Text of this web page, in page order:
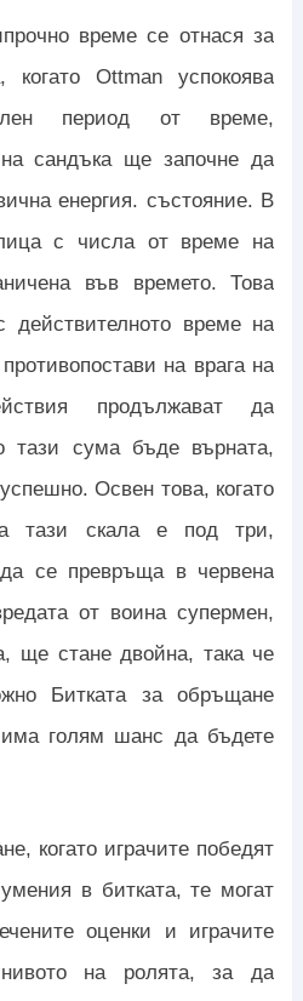
време се отнася за
когато Ottman успокоява
период от време,
сандъка ще започне да
енергия. състояние. В
с числа от време на
във времето. Това
време на
на врага на
продължават да
тази сума бъде върната,
Освен това, когато
тази скала е под три,
се превръща в червена
от воина супермен,
ще стане двойна, така че
Битката за обръщане
голям шанс да бъдете
когато играчите победят
в битката, те могат
оценки и играчите
на ролята, за да